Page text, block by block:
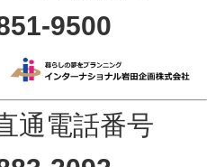
9500
通電話番号